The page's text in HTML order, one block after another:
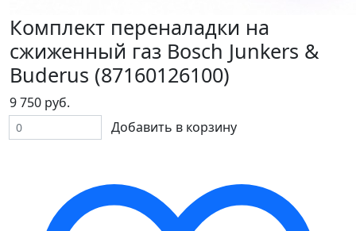
Комплект переналадки на
сжиженный газ Bosch Junkers &
Buderus (87160126100)
9 750 руб.
Добавить в корзину